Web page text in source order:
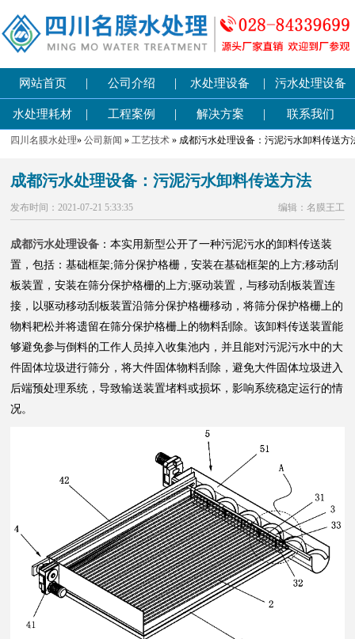
网站首页 | 公司介绍 | 水处理设备 | 污水处理设备
水处理耗材 | 工程案例 | 解决方案 | 联系我们
四川名膜水处理»公司新闻 »工艺技术 » 成都污水处理设备：污泥污水卸料传送方
成都污水处理设备：污泥污水卸料传送方法
发布时间：2021-07-21 5:33:35 编辑：名膜王工
成都污水处理设备 ：本实用新型公开了一种污泥污水的卸料传送装
置，包括：基础框架;筛分保护格栅，安装在基础框架的上方;移动刮
板装置，安装在筛分保护格栅的上方;驱动装置，与移动刮板装置连
接，以驱动移动刮板装置沿筛分保护格栅移动，将筛分保护格栅上的
物料耙松并将遗留在筛分保护格栅上的物料刮除。该卸料传送装置能
够避免参与倒料的工作人员掉入收集池内，并且能对污泥污水中的大
件固体垃圾进行筛分，将大件固体物料刮除，避免大件固体垃圾进入
后端预处理系统，导致输送装置堵料或损坏，影响系统稳定运行的情
况。